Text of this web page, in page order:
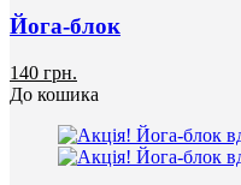
Йога-блок
140 грн.
До кошика